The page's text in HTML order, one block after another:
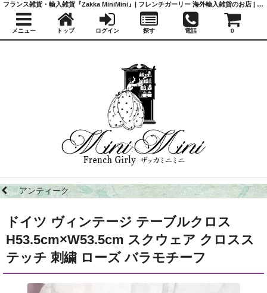
アンティーク
ドイツ ヴィンテージ テーブルクロス
H53.5cm×W53.5cm スクウェア クロスス
テッチ 刺繍 ローズ バラモチーフ
フランス雑貨・輸入雑貨『Zakka MiniMini』| フレンチガーリー 海外輸入雑貨のお店 | かわいい雑貨 | 蚤の市 | アンティーク
メニュー トップ ログイン 探す 電話 0